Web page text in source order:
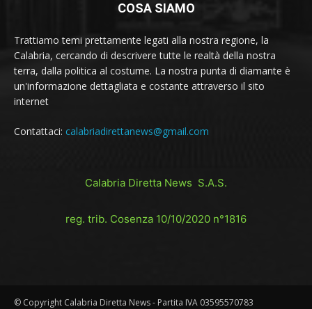
COSA SIAMO
Trattiamo temi prettamente legati alla nostra regione, la
Calabria, cercando di descrivere tutte le realtà della nostra
terra, dalla politica al costume. La nostra punta di diamante è
un'informazione dettagliata e costante attraverso il sito
internet
Contattaci: calabriadirettanews@gmail.com
Calabria Diretta News S.A.S.
reg. trib. Cosenza 10/10/2020 n°1816
© Copyright Calabria Diretta News - Partita IVA 03595570783